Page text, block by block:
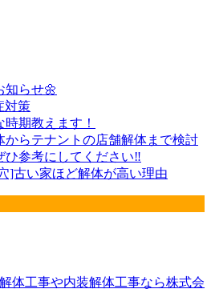
知らせ🌼
対策
期教えます！
からテナントの店舗解体まで検討
ひ参考にしてください‼️
]古い家ほど解体が高い理由